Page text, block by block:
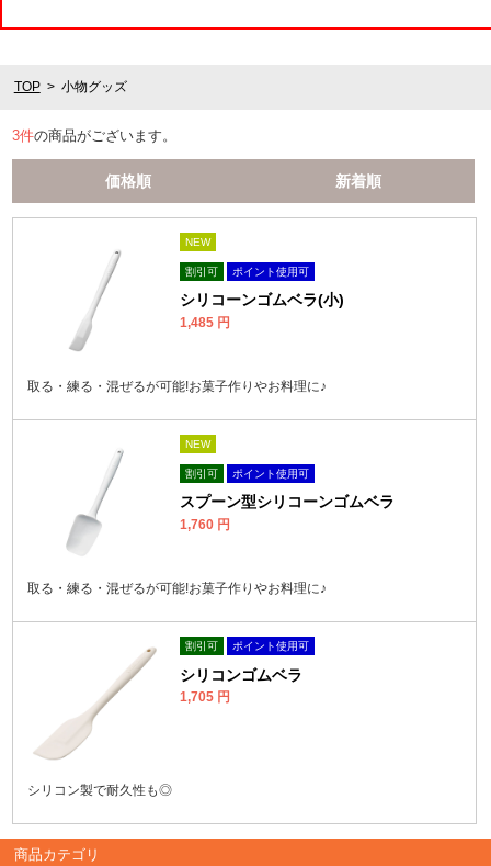
TOP 小物グッズ
3件の商品がございます。
価格順 新着順
NEW
割引可 ポイント使用可
シリコーンゴムベラ(小)
1,485 円
取る・練る・混ぜるが可能!お菓子作りやお料理に♪
NEW
割引可 ポイント使用可
スプーン型シリコーンゴムベラ
1,760 円
取る・練る・混ぜるが可能!お菓子作りやお料理に♪
割引可 ポイント使用可
シリコンゴムベラ
1,705 円
シリコン製で耐久性も◎
商品カテゴリ